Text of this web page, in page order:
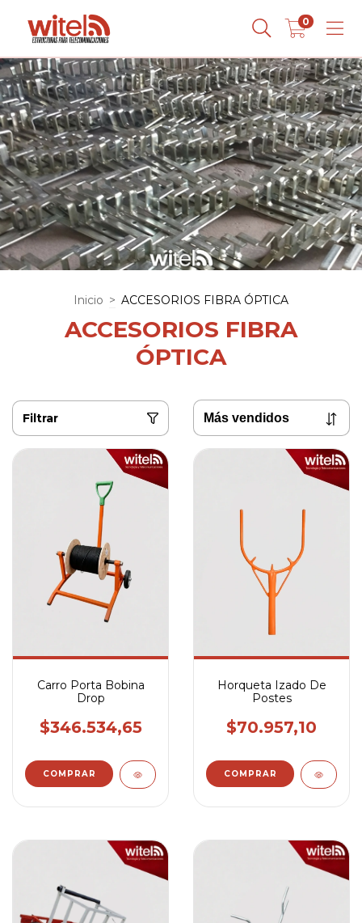
0
Inicio > ACCESORIOS FIBRA ÓPTICA
ACCESORIOS FIBRA
ÓPTICA
Filtrar
Carro Porta Bobina
Drop
$346.534,65
Horqueta Izado De
Postes
$70.957,10